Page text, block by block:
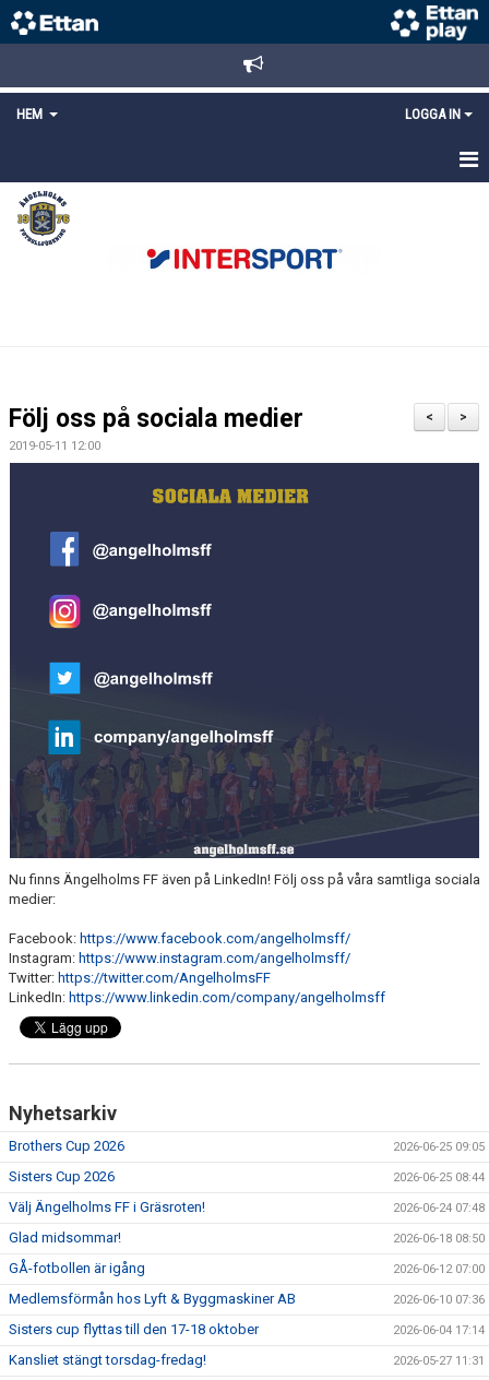
HEM LOGGA IN
STARTSIDA
NYHETER
LÄNKAR
>
<
Följ oss på sociala medier
2019-05-11 12:00
Nu finns Ängelholms FF även på LinkedIn! Följ oss på våra samtliga sociala
medier:
Facebook: https://www.facebook.com/angelholmsff/
Instagram: https://www.instagram.com/angelholmsff/
Twitter: https://twitter.com/AngelholmsFF
LinkedIn: https://www.linkedin.com/company/angelholmsff
Nyhetsarkiv
Brothers Cup 2026 2026-06-25 09:05
Sisters Cup 2026 2026-06-25 08:44
Välj Ängelholms FF i Gräsroten! 2026-06-24 07:48
Glad midsommar! 2026-06-18 08:50
GÅ-fotbollen är igång 2026-06-12 07:00
Medlemsförmån hos Lyft & Byggmaskiner AB 2026-06-10 07:36
Sisters cup flyttas till den 17-18 oktober 2026-06-04 17:14
Kansliet stängt torsdag-fredag! 2026-05-27 11:31